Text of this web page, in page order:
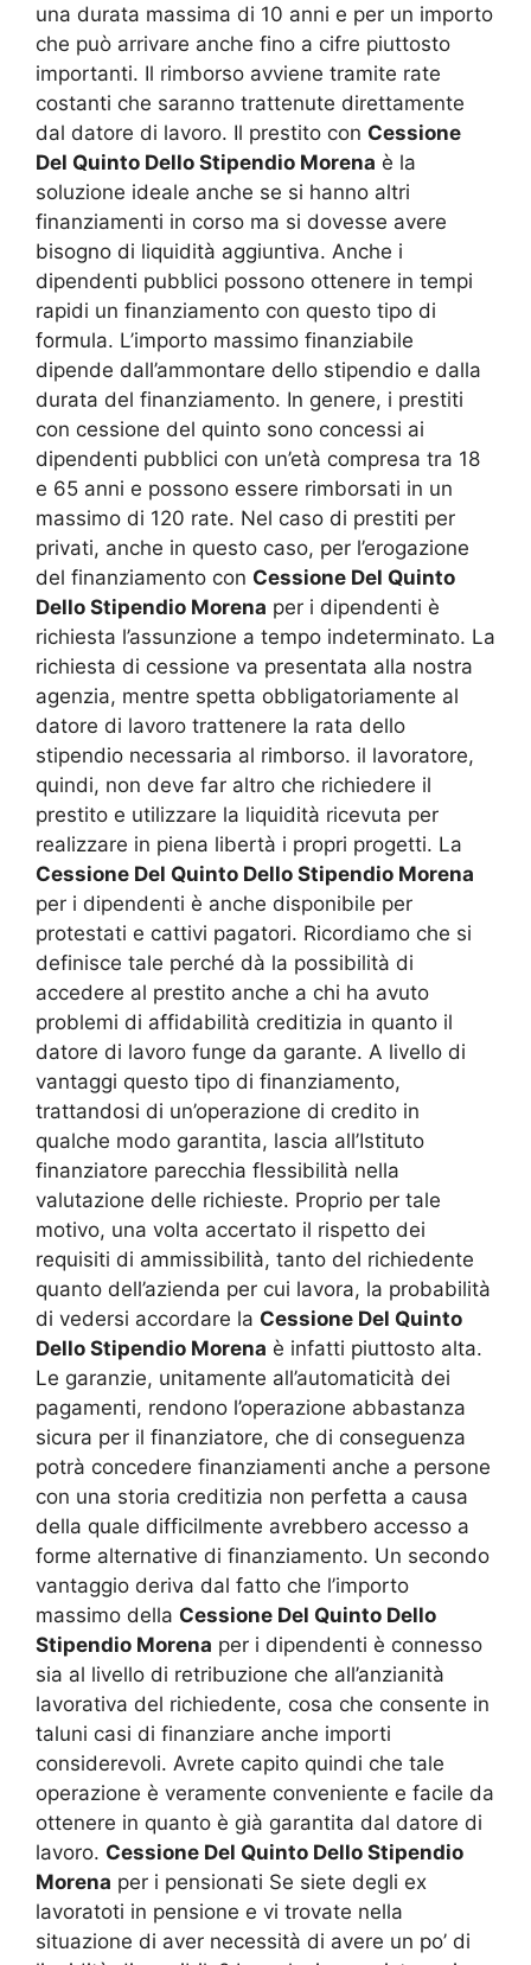
una durata massima di 10 anni e per un importo
che può arrivare anche fino a cifre piuttosto
importanti. Il rimborso avviene tramite rate
costanti che saranno trattenute direttamente
dal datore di lavoro. Il prestito con Cessione
Del Quinto Dello Stipendio Morena è la
soluzione ideale anche se si hanno altri
finanziamenti in corso ma si dovesse avere
bisogno di liquidità aggiuntiva. Anche i
dipendenti pubblici possono ottenere in tempi
rapidi un finanziamento con questo tipo di
formula. L’importo massimo finanziabile
dipende dall’ammontare dello stipendio e dalla
durata del finanziamento. In genere, i prestiti
con cessione del quinto sono concessi ai
dipendenti pubblici con un’età compresa tra 18
e 65 anni e possono essere rimborsati in un
massimo di 120 rate. Nel caso di prestiti per
privati, anche in questo caso, per l’erogazione
del finanziamento con Cessione Del Quinto
Dello Stipendio Morena per i dipendenti è
richiesta l’assunzione a tempo indeterminato. La
richiesta di cessione va presentata alla nostra
agenzia, mentre spetta obbligatoriamente al
datore di lavoro trattenere la rata dello
stipendio necessaria al rimborso. il lavoratore,
quindi, non deve far altro che richiedere il
prestito e utilizzare la liquidità ricevuta per
realizzare in piena libertà i propri progetti. La
Cessione Del Quinto Dello Stipendio Morena
per i dipendenti è anche disponibile per
protestati e cattivi pagatori. Ricordiamo che si
definisce tale perché dà la possibilità di
accedere al prestito anche a chi ha avuto
problemi di affidabilità creditizia in quanto il
datore di lavoro funge da garante. A livello di
vantaggi questo tipo di finanziamento,
trattandosi di un’operazione di credito in
qualche modo garantita, lascia all’Istituto
finanziatore parecchia flessibilità nella
valutazione delle richieste. Proprio per tale
motivo, una volta accertato il rispetto dei
requisiti di ammissibilità, tanto del richiedente
quanto dell’azienda per cui lavora, la probabilità
di vedersi accordare la Cessione Del Quinto
Dello Stipendio Morena è infatti piuttosto alta.
Le garanzie, unitamente all’automaticità dei
pagamenti, rendono l’operazione abbastanza
sicura per il finanziatore, che di conseguenza
potrà concedere finanziamenti anche a persone
con una storia creditizia non perfetta a causa
della quale difficilmente avrebbero accesso a
forme alternative di finanziamento. Un secondo
vantaggio deriva dal fatto che l’importo
massimo della Cessione Del Quinto Dello
Stipendio Morena per i dipendenti è connesso
sia al livello di retribuzione che all’anzianità
lavorativa del richiedente, cosa che consente in
taluni casi di finanziare anche importi
considerevoli. Avrete capito quindi che tale
operazione è veramente conveniente e facile da
ottenere in quanto è già garantita dal datore di
lavoro. Cessione Del Quinto Dello Stipendio
Morena per i pensionati Se siete degli ex
lavoratoti in pensione e vi trovate nella
situazione di aver necessità di avere un po’ di